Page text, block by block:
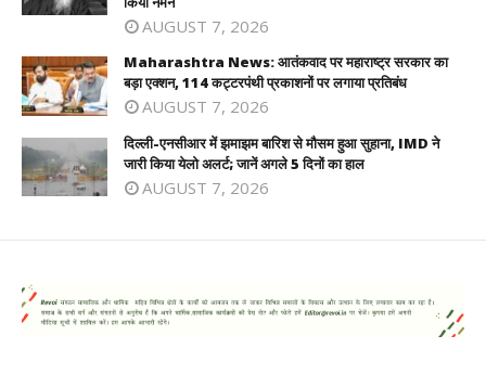
AUGUST 7, 2026
Maharashtra News: आतंकवाद पर महाराष्ट्र सरकार का
बड़ा एक्शन, 114 कट्टरपंथी प्रकाशनों पर लगाया प्रतिबंध
AUGUST 7, 2026
दिल्ली-एनसीआर में झमाझम बारिश से मौसम हुआ सुहाना, IMD ने
जारी किया येलो अलर्ट; जानें अगले 5 दिनों का हाल
AUGUST 7, 2026